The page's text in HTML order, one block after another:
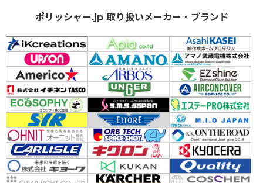
ポリッシャー.jp 取り扱いメーカー・ブランド